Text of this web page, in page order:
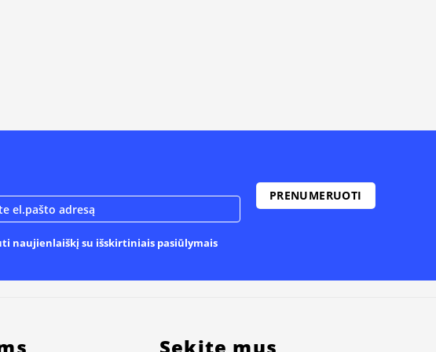
naujienlaiškį su išskirtiniais pasiūlymais
Sekite mus